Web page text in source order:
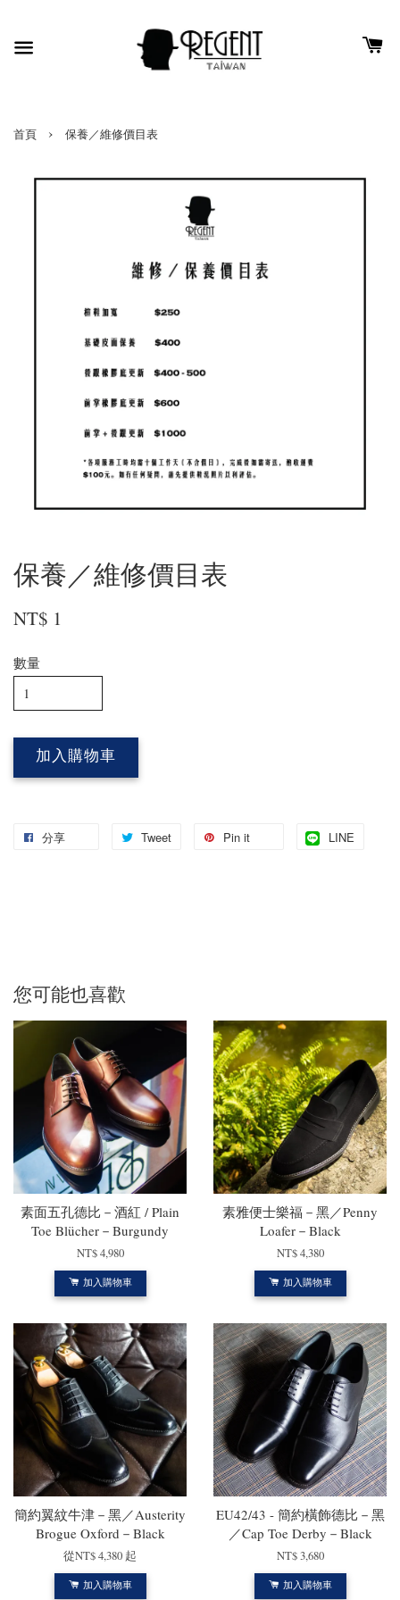
首頁 › 保養／維修價目表
保養／維修價目表
NT$ 1
數量
加入購物車
分享 Tweet Pin it LINE
您可能也喜歡
素面五孔德比－酒紅 / Plain
Toe Blücher－Burgundy
NT$ 4,980
加入購物車
素雅便士樂福－黑／Penny
Loafer－Black
NT$ 4,380
加入購物車
簡約翼紋牛津－黑／Austerity
Brogue Oxford－Black
從NT$ 4,380 起
加入購物車
EU42/43 - 簡約橫飾德比－黑
／Cap Toe Derby－Black
NT$ 3,680
加入購物車